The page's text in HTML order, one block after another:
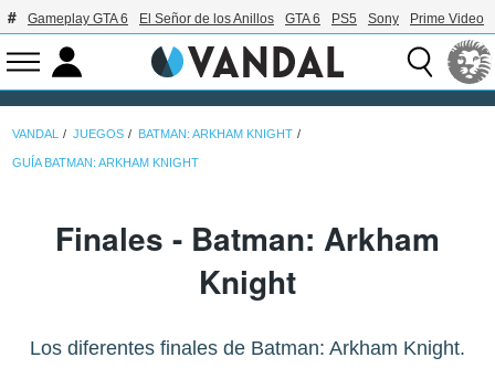
Gameplay GTA 6 El Señor de los Anillos GTA 6 PS5 Sony Prime Video
VANDAL JUEGOS BATMAN: ARKHAM KNIGHT
GUÍA BATMAN: ARKHAM KNIGHT
Finales - Batman: Arkham
Knight
Los diferentes finales de Batman: Arkham Knight.